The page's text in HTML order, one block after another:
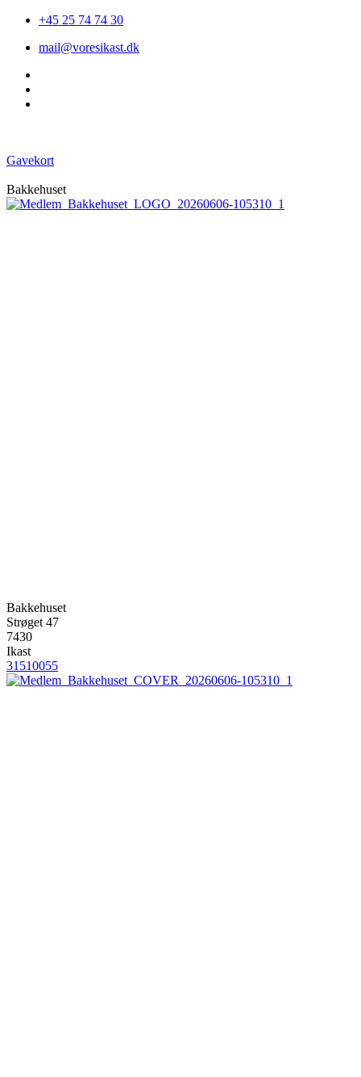
+45 25 74 74 30
mail@voresikast.dk
Gavekort
Bakkehuset
Bakkehuset
Strøget 47
7430
Ikast
31510055